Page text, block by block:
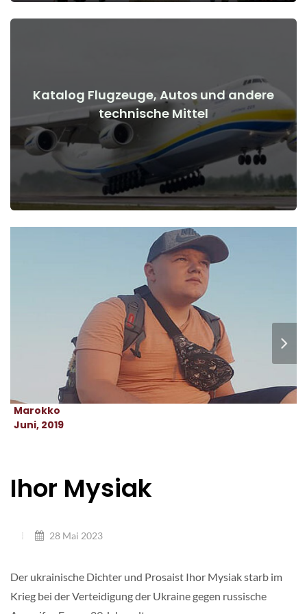
Katalog Flugzeuge, Autos und andere
technische Mittel
Flugzeuge, Autos, technische Mittel vor und nach
Kriegsbeginn
Details anzeigen
Marokko
Juni, 2019
Ihor Mysiak
28 Mai 2023
Der ukrainische Dichter und Prosaist Ihor Mysiak starb im
Krieg bei der Verteidigung der Ukraine gegen russische